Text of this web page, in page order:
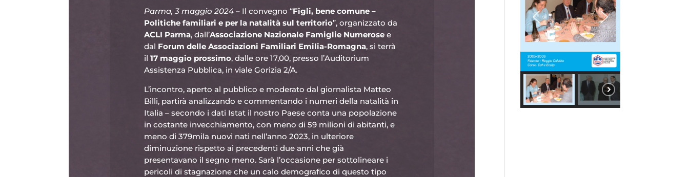
Parma, 3 maggio 2024 – Il convegno “Figli, bene comune –
Politiche familiari e per la natalità sul territorio”, organizzato da
ACLI Parma, dall’Associazione Nazionale Famiglie Numerosee
dal Forum delle Associazioni Familiari Emilia-Romagna, si terrà
il17 maggio prossimo, dalle ore 17,00, presso l’Auditorium
Assistenza Pubblica, in viale Gorizia 2/A.
L’incontro, aperto al pubblico e moderato dal giornalista Matteo
Billi, partirà analizzando e commentando i numeri della natalità in
Italia – secondo i dati Istat il nostro Paese conta una popolazione
in costante invecchiamento, con meno di 59 milioni di abitanti, e
meno di 379mila nuovi nati nell’anno 2023, in ulteriore
diminuzione rispetto ai precedenti due anni che già
presentavano il segno meno. Sarà l’occasione per sottolineare i
pericoli di stagnazione che un calo demografico di questo tipo